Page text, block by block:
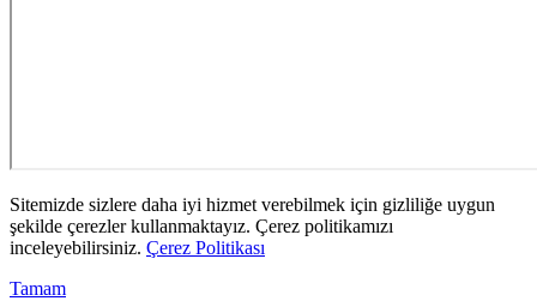
Sitemizde sizlere daha iyi hizmet verebilmek için gizliliğe uygun
şekilde çerezler kullanmaktayız. Çerez politikamızı
inceleyebilirsiniz. Çerez Politikası
Tamam